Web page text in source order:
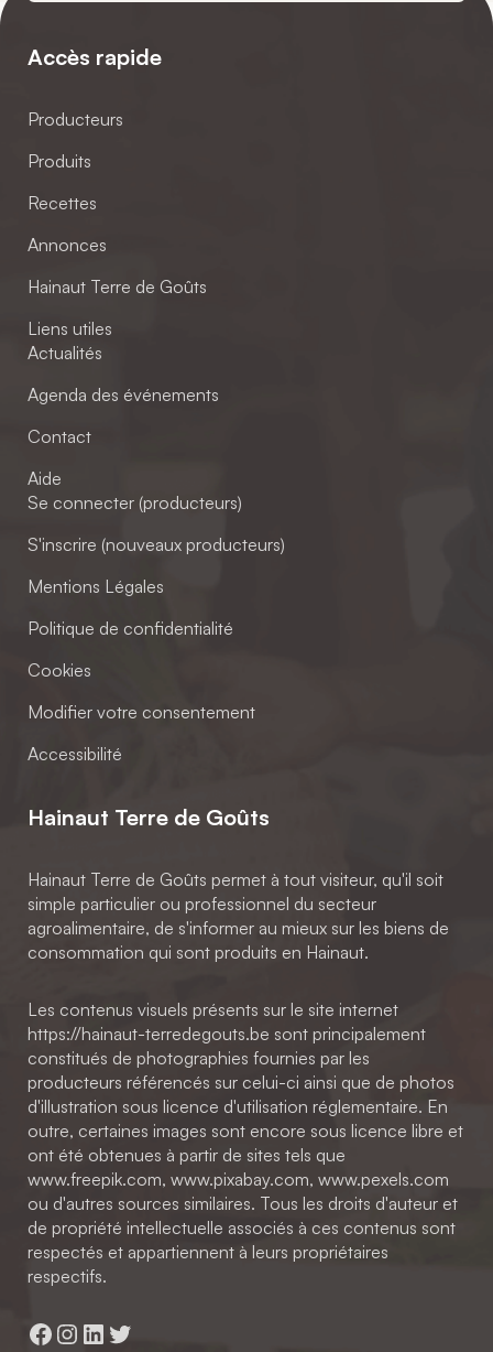
Accès rapide
Producteurs
Produits
Recettes
Annonces
Hainaut Terre de Goûts
Liens utiles
Actualités
Agenda des événements
Contact
Aide
Se connecter (producteurs)
S'inscrire (nouveaux producteurs)
Mentions Légales
Politique de confidentialité
Cookies
Modifier votre consentement
Accessibilité
Hainaut Terre de Goûts
Hainaut Terre de Goûts permet à tout visiteur, qu'il soit
simple particulier ou professionnel du secteur
agroalimentaire, de s'informer au mieux sur les biens de
consommation qui sont produits en Hainaut.
Les contenus visuels présents sur le site internet
https://hainaut-terredegouts.be sont principalement
constitués de photographies fournies par les
producteurs référencés sur celui-ci ainsi que de photos
d'illustration sous licence d'utilisation réglementaire. En
outre, certaines images sont encore sous licence libre et
ont été obtenues à partir de sites tels que
www.freepik.com, www.pixabay.com, www.pexels.com
ou d'autres sources similaires. Tous les droits d'auteur et
de propriété intellectuelle associés à ces contenus sont
respectés et appartiennent à leurs propriétaires
respectifs.
Facebook
Instagram
LinkedIn
Twitter